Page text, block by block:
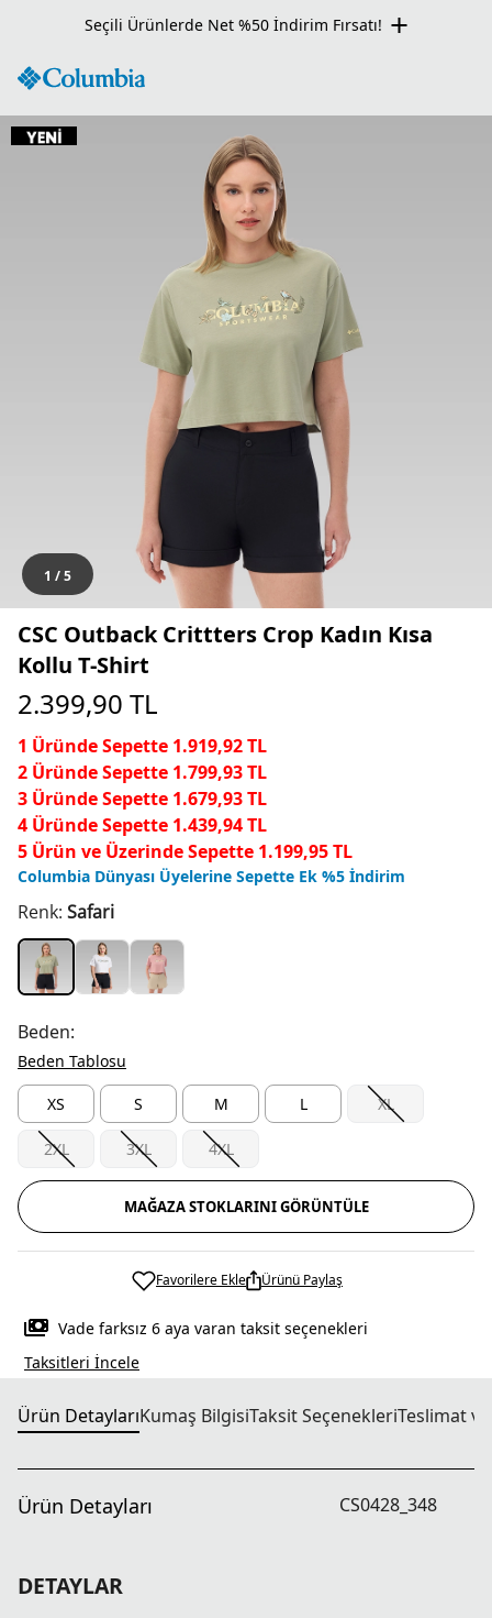
Seçili Ürünlerde Net %50 İndirim Fırsatı!
1 /5
CSC Outback Crittters Crop Kadın Kısa
Kollu T-Shirt
2.399,90 TL
1 Üründe Sepette 1.919,92 TL
2 Üründe Sepette 1.799,93 TL
3 Üründe Sepette 1.679,93 TL
4 Üründe Sepette 1.439,94 TL
5 Ürün ve Üzerinde Sepette 1.199,95 TL
Columbia Dünyası Üyelerine Sepette Ek %5 İndirim
Renk: Safari
Beden:
Beden Tablosu
XS S M L XL
2XL 3XL 4XL
MAĞAZA STOKLARINI GÖRÜNTÜLE
Favorilere Ekle Ürünü Paylaş
Vade farksız 6 aya varan taksit seçenekleri
Taksitleri İncele
Ürün DetaylarıKumaş BilgisiTaksit SeçenekleriTeslimat
Ürün Detayları CS0428_348
DETAYLAR